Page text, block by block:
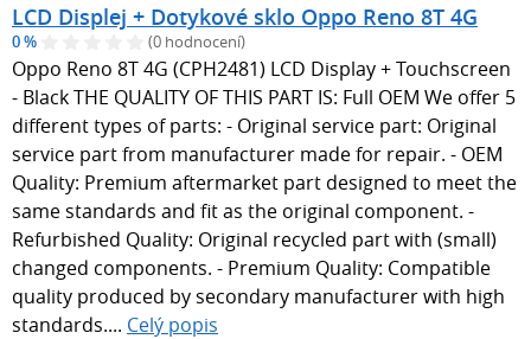
LCD Displej + Dotykové sklo Oppo Reno 8T 4G
0 % (0 hodnocení)
Oppo Reno 8T 4G (CPH2481) LCD Display + Touchscreen
- Black THE QUALITY OF THIS PART IS: Full OEM We offer 5
different types of parts: - Original service part: Original
service part from manufacturer made for repair. - OEM
Quality: Premium aftermarket part designed to meet the
same standards and fit as the original component. -
Refurbished Quality: Original recycled part with (small)
changed components. - Premium Quality: Compatible
quality produced by secondary manufacturer with high
standards.... Celý popis